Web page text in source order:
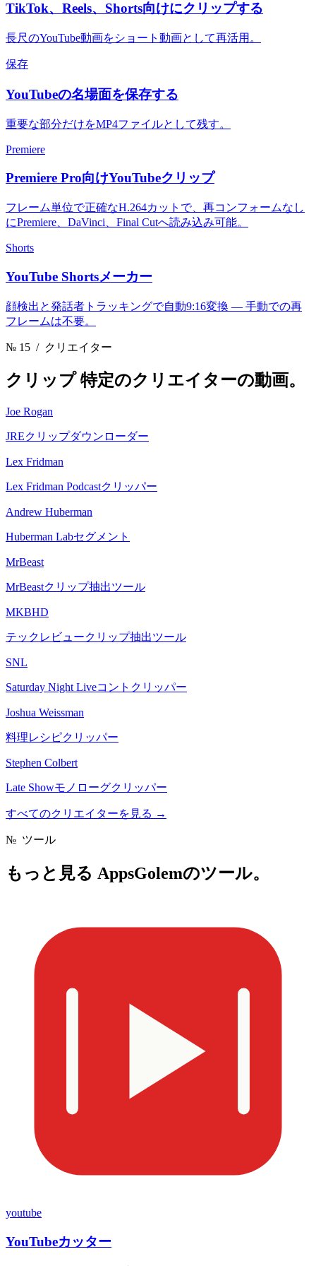
TikTok、Reels、Shorts向けにクリップする
長尺のYouTube動画をショート動画として再活用。
保存
YouTubeの名場面を保存する
重要な部分だけをMP4ファイルとして残す。
Premiere
Premiere Pro向けYouTubeクリップ
フレーム単位で正確なH.264カットで、再コンフォームなし
にPremiere、DaVinci、Final Cutへ読み込み可能。
Shorts
YouTube Shortsメーカー
顔検出と発話者トラッキングで自動9:16変換 — 手動での再
フレームは不要。
№ 15 / クリエイター
クリップ特定のクリエイターの動画。
Joe Rogan
JREクリップダウンローダー
Lex Fridman
Lex Fridman Podcastクリッパー
Andrew Huberman
Huberman Labセグメント
MrBeast
MrBeastクリップ抽出ツール
MKBHD
テックレビュークリップ抽出ツール
SNL
Saturday Night Liveコントクリッパー
Joshua Weissman
料理レシピクリッパー
Stephen Colbert
Late Showモノローグクリッパー
すべてのクリエイターを見る →
№ ツール
もっと見る AppsGolemのツール。
youtube
YouTubeカッター